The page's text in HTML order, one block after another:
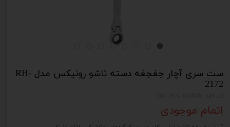
ست سری آچار جغجغه دسته تاشو رونیکس مدل RH-
2172
اتمام موجودی